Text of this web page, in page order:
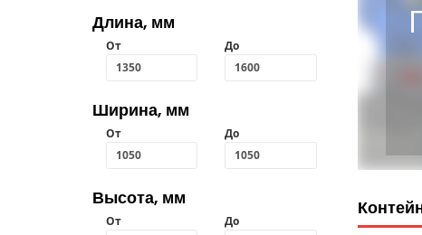
Длина, мм
От До
Ширина, мм
От До
Высота, мм
От До